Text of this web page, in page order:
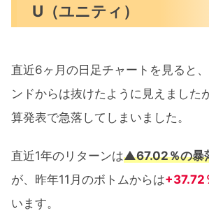
U（ユニティ）
直近6ヶ月の日足チャートを見ると
ンドからは抜けたように見えました
算発表で急落してしまいました。
直近1年のリターンは▲67.02％の暴
が、昨年11月のボトムからは+37.72
います。